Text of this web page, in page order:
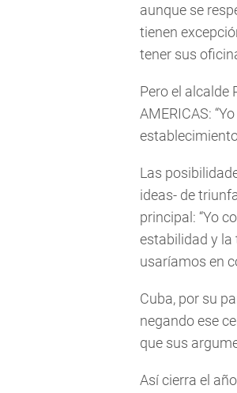
aunque se
tienen
tener sus
Pero el alcalde
AMERICAS:
Las
ideas- de
principal: “Yo
estabilidad y la
usaríamos en
Cuba, por su
negando ese
que sus
Así cierra el